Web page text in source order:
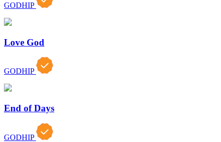
GODHIP
Love God
GODHIP
End of Days
GODHIP